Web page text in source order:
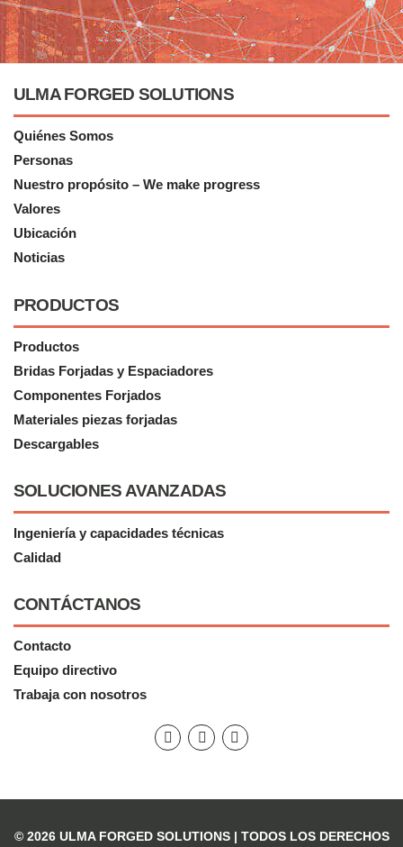
ULMA FORGED SOLUTIONS
Quiénes Somos
Personas
Nuestro propósito – We make progress
Valores
Ubicación
Noticias
PRODUCTOS
Productos
Bridas Forjadas y Espaciadores
Componentes Forjados
Materiales piezas forjadas
Descargables
SOLUCIONES AVANZADAS
Ingeniería y capacidades técnicas
Calidad
CONTÁCTANOS
Contacto
Equipo directivo
Trabaja con nosotros
© 2026 ULMA FORGED SOLUTIONS | TODOS LOS DERECHOS